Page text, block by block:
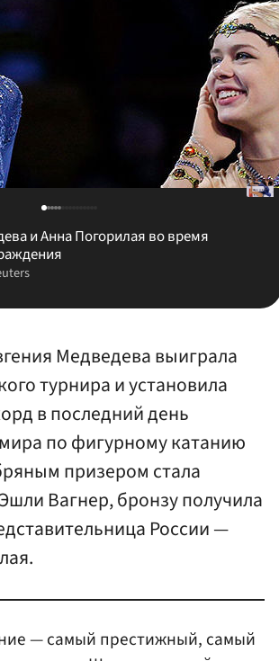
и Анна Погорилая во время
Медведева выиграла
турнира и установила
в последний день
по фигурному катанию
призером стала
Вагнер, бронзу получила
России —
— самый престижный, самый